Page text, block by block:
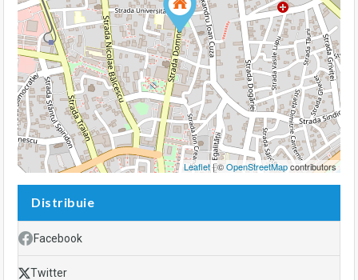
Leaflet| ©OpenStreetMapcontributors
Distribuie
Facebook
Twitter